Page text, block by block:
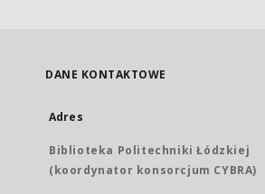
DANE KONTAKTOWE
Adres
Biblioteka Politechniki Łódzkiej
(koordynator konsorcjum CYBRA)